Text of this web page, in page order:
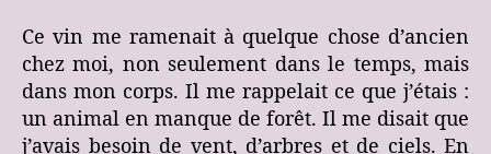
Ce vin me ramenait à quelque chose d’ancien
chez moi, non seulement dans le temps, mais
dans mon corps. Il me rappelait ce que j’étais :
un animal en manque de forêt. Il me disait que
j’avais besoin de vent, d’arbres et de ciels. En